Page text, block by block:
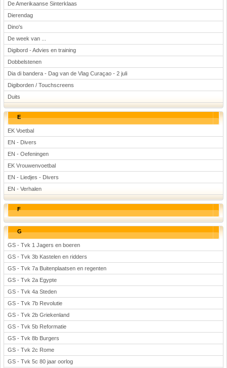
De Amerikaanse Sinterklaas
Dierendag
Dino's
De week van ...
Digibord - Advies en training
Dobbelstenen
Dia di bandera - Dag van de Vlag Curaçao - 2 juli
Digiborden / Touchscreens
Duits
E
EK Voetbal
EN - Divers
EN - Oefeningen
EK Vrouwenvoetbal
EN - Liedjes - Divers
EN - Verhalen
F
G
GS - Tvk 1 Jagers en boeren
GS - Tvk 3b Kastelen en ridders
GS - Tvk 7a Buitenplaatsen en regenten
GS - Tvk 2a Egypte
GS - Tvk 4a Steden
GS - Tvk 7b Revolutie
GS - Tvk 2b Griekenland
GS - Tvk 5b Reformatie
GS - Tvk 8b Burgers
GS - Tvk 2c Rome
GS - Tvk 5c 80 jaar oorlog